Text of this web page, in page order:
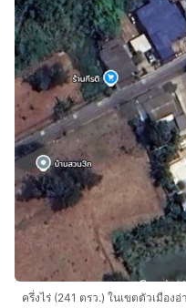
ครึ่งไร่ (241 ตรว.) ในเขตตัวเมือง